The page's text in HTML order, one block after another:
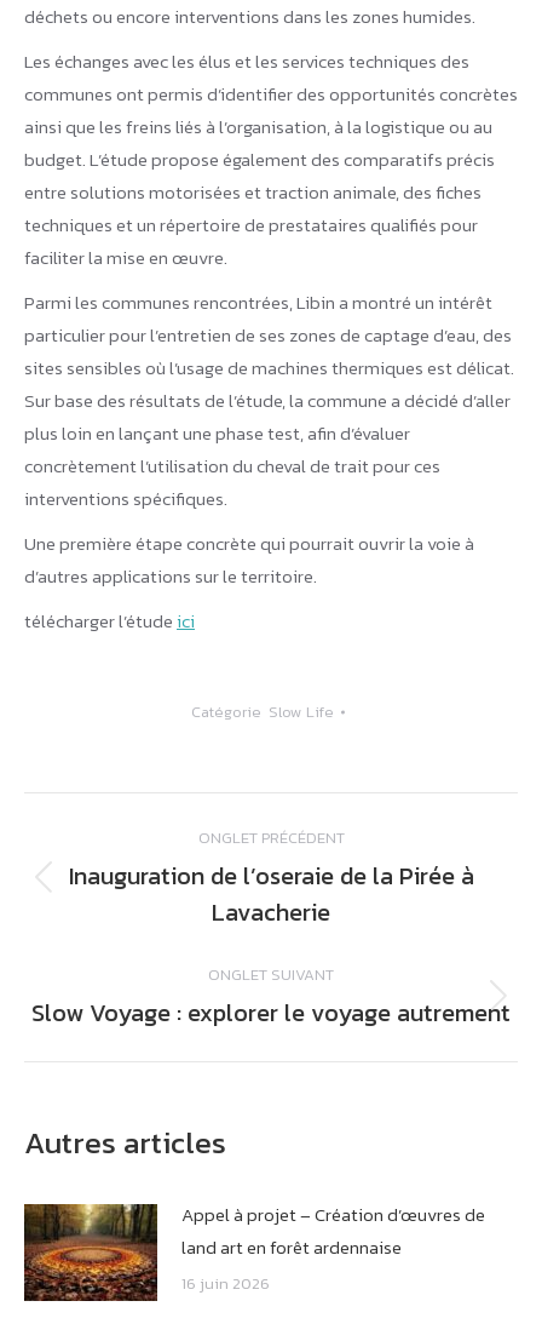
déchets ou encore interventions dans les zones humides.
Les échanges avec les élus et les services techniques des
communes ont permis d’identifier des opportunités concrètes
ainsi que les freins liés à l’organisation, à la logistique ou au
budget. L’étude propose également des comparatifs précis
entre solutions motorisées et traction animale, des fiches
techniques et un répertoire de prestataires qualifiés pour
faciliter la mise en œuvre.
Parmi les communes rencontrées, Libin a montré un intérêt
particulier pour l’entretien de ses zones de captage d’eau, des
sites sensibles où l’usage de machines thermiques est délicat.
Sur base des résultats de l’étude, la commune a décidé d’aller
plus loin en lançant une phase test, afin d’évaluer
concrètement l’utilisation du cheval de trait pour ces
interventions spécifiques.
Une première étape concrète qui pourrait ouvrir la voie à
d’autres applications sur le territoire.
télécharger l’étude ici
Catégorie Slow Life
de
commentaire
ONGLET PRÉCÉDENT
Onglet
précédent
Inauguration de l’oseraie de la Pirée à
Lavacherie
ONGLET SUIVANT
Onglet
Slow Voyage : explorer le voyage autrement
Autres articles
Appel à projet – Création d’œuvres de
land art en forêt ardennaise
16 juin 2026